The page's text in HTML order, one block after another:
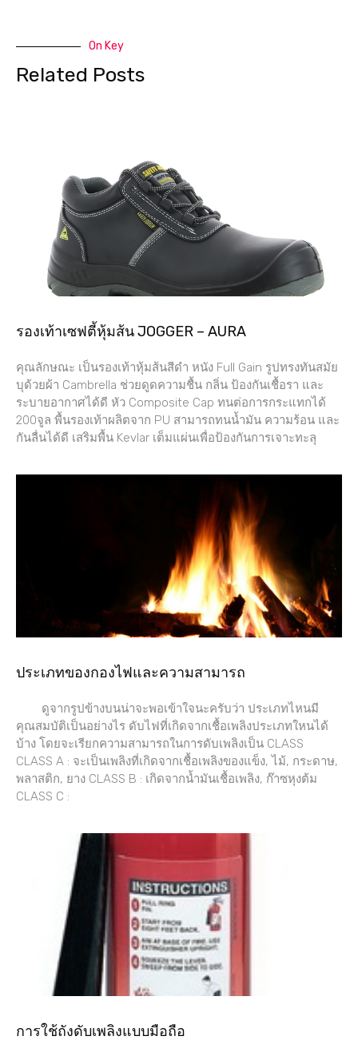
On Key
Related Posts
รองเท้าเซฟตี้หุ้มส้น JOGGER – AURA
คุณลักษณะ เป็นรองเท้าหุ้มส้นสีดำ หนัง Full Gain รูปทรงทันสมัย
บุด้วยผ้า Cambrella ช่วยดูดความชื้น กลิ่น ป้องกันเชื้อรา และ
ระบายอากาศได้ดี หัว Composite Cap ทนต่อการกระแทกได้
200จูล พื้นรองเท้าผลิตจาก PU สามารถทนน้ำมัน ความร้อน และ
กันลื่นได้ดี เสริมพื้น Kevlar เต็มแผ่นเพื่อป้องกันการเจาะทะลุ
ประเภทของกองไฟและความสามารถ
ดูจากรูปข้างบนน่าจะพอเข้าใจนะครับว่า ประเภทไหนมี
คุณสมบัติเป็นอย่างไร ดับไฟที่เกิดจากเชื้อเพลิงประเภทใหนได้
บ้าง โดยจะเรียกความสามารถในการดับเพลิงเป็น CLASS
CLASS A : จะเป็นเพลิงที่เกิดจากเชื้อเพลิงของแข็ง, ไม้, กระดาษ,
พลาสติก, ยาง CLASS B : เกิดจากน้ำมันเชื้อเพลิง, ก๊าซหุงต้ม
CLASS C :
การใช้ถังดับเพลิงแบบมือถือ